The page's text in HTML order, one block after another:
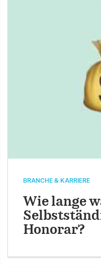
BRANCHE & KARRIERE
Wie lange
Honorar?